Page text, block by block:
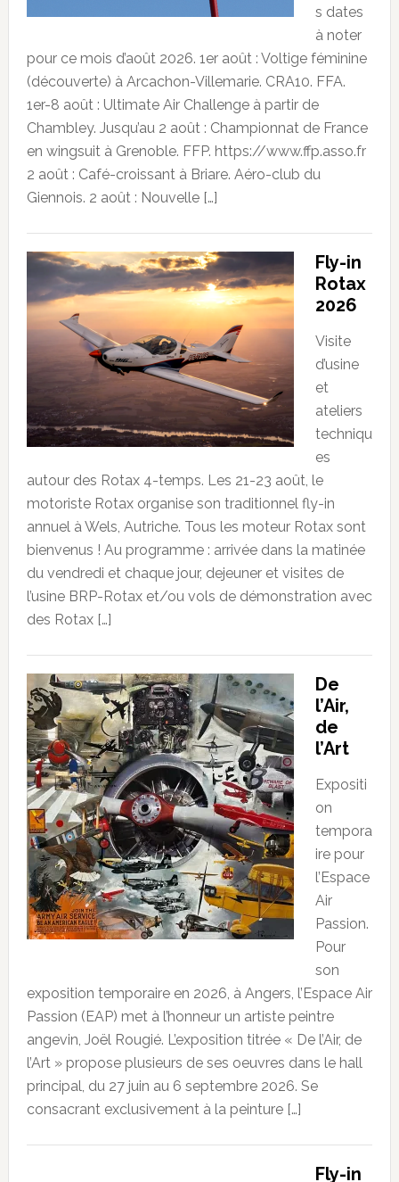
s dates
à noter
pour ce mois d’août 2026. 1er août : Voltige féminine
(découverte) à Arcachon-Villemarie. CRA10. FFA.
1er-8 août : Ultimate Air Challenge à partir de
Chambley. Jusqu’au 2 août : Championnat de France
en wingsuit à Grenoble. FFP. https://www.ffp.asso.fr
2 août : Café-croissant à Briare. Aéro-club du
Giennois. 2 août : Nouvelle […]
Fly-in
Rotax
2026
Visite
d’usine
et
ateliers
techniqu
es
autour des Rotax 4-temps. Les 21-23 août, le
motoriste Rotax organise son traditionnel fly-in
annuel à Wels, Autriche. Tous les moteur Rotax sont
bienvenus ! Au programme : arrivée dans la matinée
du vendredi et chaque jour, dejeuner et visites de
l’usine BRP-Rotax et/ou vols de démonstration avec
des Rotax […]
De
l’Air,
de
l’Art
Expositi
on
tempora
ire pour
l’Espace
Air
Passion.
Pour
son
exposition temporaire en 2026, à Angers, l’Espace Air
Passion (EAP) met à l’honneur un artiste peintre
angevin, Joël Rougié. L’exposition titrée « De l’Air, de
l’Art » propose plusieurs de ses oeuvres dans le hall
principal, du 27 juin au 6 septembre 2026. Se
consacrant exclusivement à la peinture […]
Fly-in